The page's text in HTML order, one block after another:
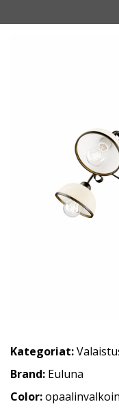
Kategoriat:
Brand: Euluna
Color: